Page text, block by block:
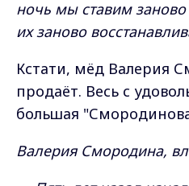
ночь мы ставим
их заново
Кстати, мёд Валерия
продаёт. Весь с
большая
Валерия Смородина,